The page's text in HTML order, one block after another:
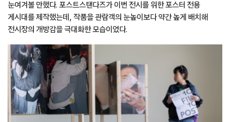
눈여겨볼 만했다. 포스트스탠다즈가 이번 전시를 위한 포스터 전용
게시대를 제작했는데, 작품을 관람객의 눈높이보다 약간 높게 배치해
전시장의 개방감을 극대화한 모습이었다.